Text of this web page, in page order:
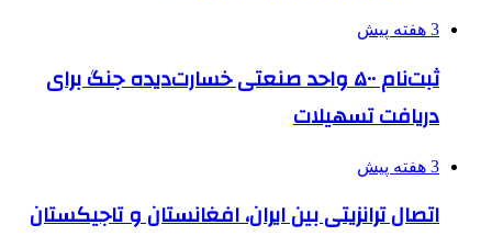
3 هفته پیش
ثبت‌نام ۵۰۰ واحد صنعتی خسارت‌دیده جنگ برای
دریافت تسهیلات
3 هفته پیش
اتصال ترانزیتی بین ایران، افغانستان و تاجیکستان